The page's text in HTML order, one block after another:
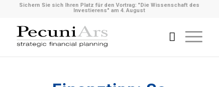
Sichern Sie sich Ihren Platz für den Vortrag: "Die Wissenschaft des
Investierens" am 4. August